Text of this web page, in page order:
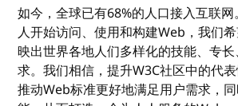
如今，全球已有68%的人口接入互联
人开始访问、使用和构建Web，我们
映出世界各地人们多样化的技能、专
求。我们相信，提升W3C社区中的代
推动Web标准更好地满足用户需求，